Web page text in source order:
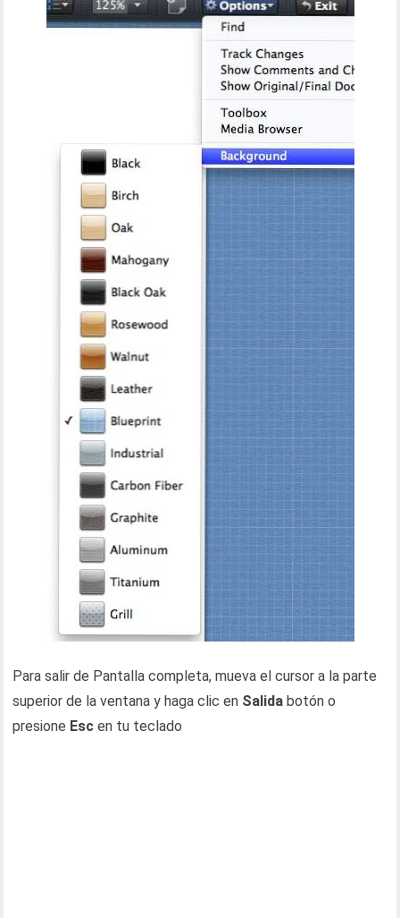
Para salir de Pantalla completa, mueva el cursor a la parte
superior de la ventana y haga clic en Salida botón o
presione Esc en tu teclado